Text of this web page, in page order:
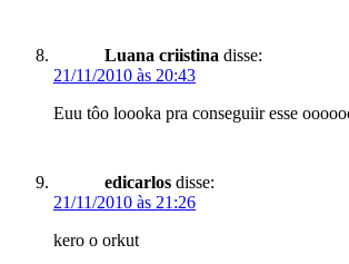
Luana criistina disse:
21/11/2010 às 20:43
Euu tôo loooka pra conseguiir esse
edicarlos disse:
21/11/2010 às 21:26
kero o orkut